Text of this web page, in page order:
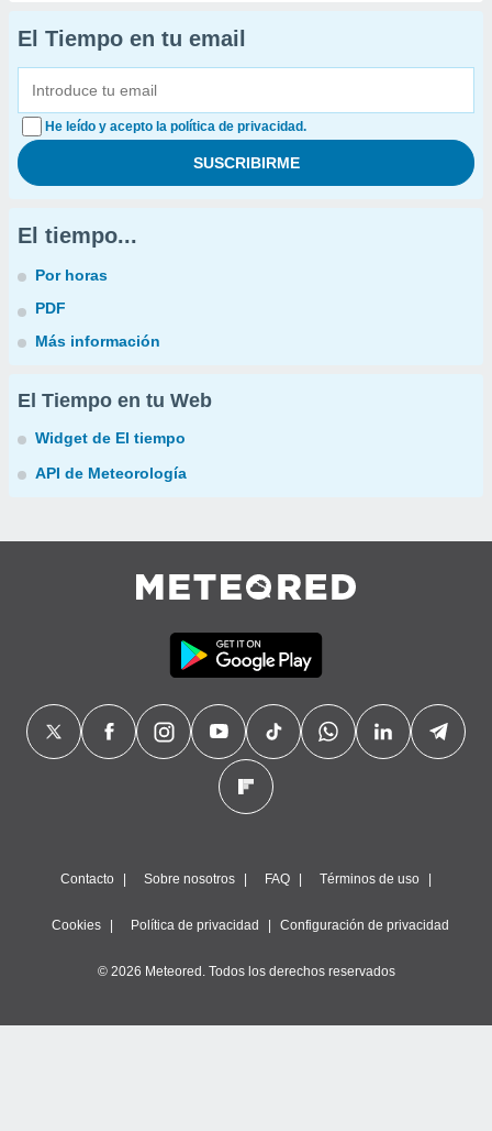
El Tiempo en tu email
He leído y acepto la política de privacidad.
El tiempo...
Por horas
PDF
Más información
El Tiempo en tu Web
Widget de El tiempo
API de Meteorología
Contacto Sobre nosotros FAQ Términos de uso
Cookies Política de privacidad Configuración de privacidad
© 2026 Meteored. Todos los derechos reservados